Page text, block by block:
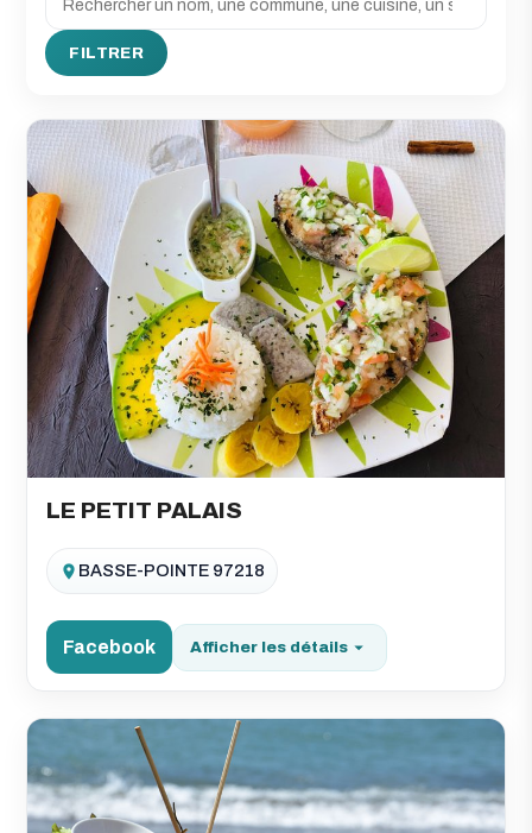
FILTRER
LE PETIT PALAIS
BASSE-POINTE 97218
Facebook Afficher les détails